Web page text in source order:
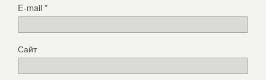
E-mail*
Сайт